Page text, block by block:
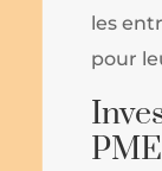
les
pour
PME